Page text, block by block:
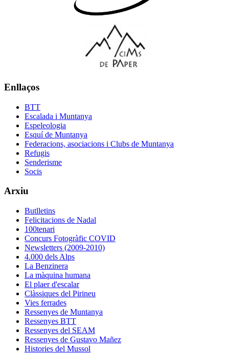
Enllaços
BTT
Escalada i Muntanya
Espeleologia
Esquí de Muntanya
Federacions, asociacions i Clubs de Muntanya
Refugis
Senderisme
Socis
Arxiu
Butlletins
Felicitacions de Nadal
100tenari
Concurs Fotogràfic COVID
Newsletters (2009-2010)
4.000 dels Alps
La Benzinera
La màquina humana
El plaer d'escalar
Clàssiques del Pirineu
Vies ferrades
Ressenyes de Muntanya
Ressenyes BTT
Ressenyes del SEAM
Ressenyes de Gustavo Mañez
Histories del Mussol